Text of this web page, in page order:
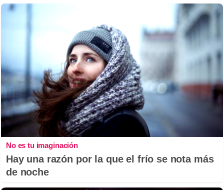
No es tu imaginación
Hay una razón por la que el frío se nota más
de noche